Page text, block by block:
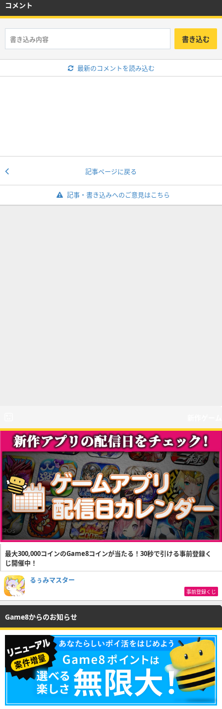
コメント
書き込む
最新のコメントを読み込む
記事ページに戻る
記事・書き込みへのご意見はこちら
最大300,000コインのGame8コインが当たる！30秒で引ける事前登録く
じ開催中！
るぅみマスター
事前登録くじ
Game8からのお知らせ